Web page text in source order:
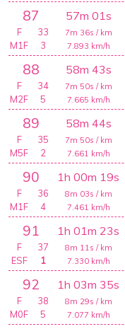
87 57m 01s
7m 36s / km
7.893 km/h
F
33
M1F
3
88 58m 43s
7m 50s / km
7.665 km/h
F
34
M2F
5
89 58m 44s
7m 50s / km
7.661 km/h
F
35
M5F
2
90 1h 00m 19s
8m 03s / km
7.461 km/h
F
36
M1F
4
91 1h 01m 23s
8m 11s / km
7.330 km/h
F
37
ESF
1
92 1h 03m 35s
8m 29s / km
7.077 km/h
F
38
M0F
5